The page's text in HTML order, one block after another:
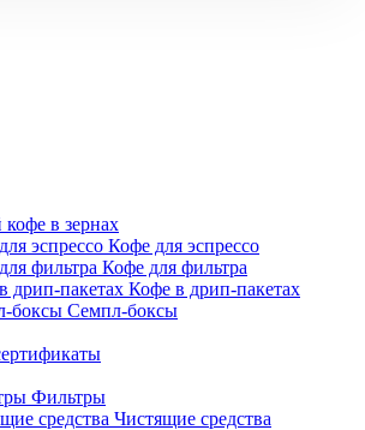
в зернах
Кофе для эспрессо
Кофе для фильтра
Кофе в дрип-пакетах
Семпл-боксы
Фильтры
Чистящие средства